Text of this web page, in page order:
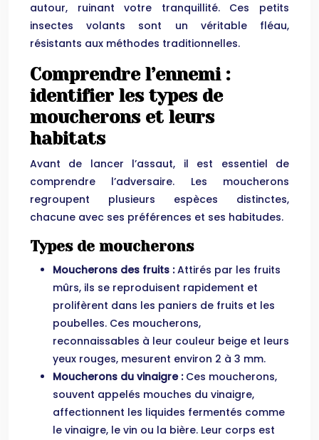
autour, ruinant votre tranquillité. Ces petits
insectes volants sont un véritable fléau,
résistants aux méthodes traditionnelles.
Comprendre l’ennemi :
identifier les types de
moucherons et leurs
habitats
Avant de lancer l’assaut, il est essentiel de
comprendre l’adversaire. Les moucherons
regroupent plusieurs espèces distinctes,
chacune avec ses préférences et ses habitudes.
Types de moucherons
Moucherons des fruits :Attirés par les fruits
mûrs, ils se reproduisent rapidement et
prolifèrent dans les paniers de fruits et les
poubelles. Ces moucherons,
reconnaissables à leur couleur beige et leurs
yeux rouges, mesurent environ 2 à 3 mm.
Moucherons du vinaigre : Ces moucherons,
souvent appelés mouches du vinaigre,
affectionnent les liquides fermentés comme
le vinaigre, le vin ou la bière. Leur corps est